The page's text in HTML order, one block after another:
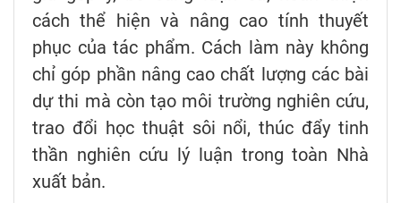
cách thể hiện và nâng cao tính thuyết
phục của tác phẩm. Cách làm này không
chỉ góp phần nâng cao chất lượng các bài
dự thi mà còn tạo môi trường nghiên cứu,
trao đổi học thuật sôi nổi, thúc đẩy tinh
thần nghiên cứu lý luận trong toàn Nhà
xuất bản.